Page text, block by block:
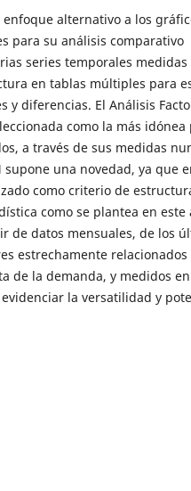
alternativo a los
para su análisis comparativo
series temporales medidas
en tablas múltiples para
y diferencias. El Análisis
como la más idónea
a través de sus medidas
una novedad, ya que
como criterio de
como se plantea en este
de datos mensuales, de los
estrechamente relacionados
de la demanda, y medidos
la versatilidad y